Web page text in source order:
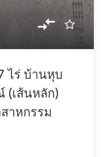
ไร่ บ้านหุบ
(เส้นหลัก)
าหกรรม